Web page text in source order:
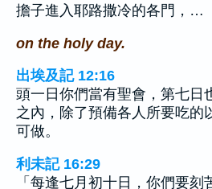
擔子進入耶路撒冷的各門，…
on the holy day.
出埃及記 12:16
頭一日你們當有聖會，第七日
之內，除了預備各人所要吃的
可做。
利未記 16:29
「每逢七月初十日，你們要